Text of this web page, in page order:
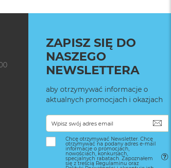
ZAPISZ SIĘ DO
NASZEGO
NEWSLETTERA
aby otrzymywać informacje o
aktualnych promocjach i okazjach
Chcę otrzymywać Newsletter. Chcę
otrzymywać na podany adres e-mail
informacje o promocjach,
nowościach, konkursach,
specjalnych rabatach. Zapoznałem
się z treścią Regulaminu oraz